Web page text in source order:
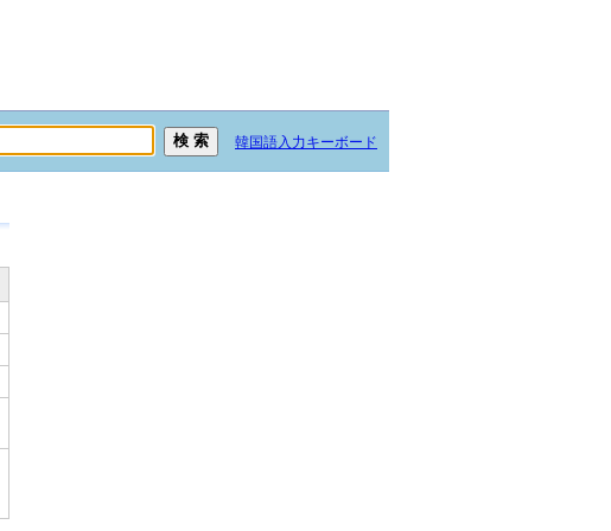
韓国語入力キーボード